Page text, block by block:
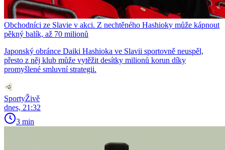
Obchodníci ze Slavie v akci. Z nechtěného Hashioky může kápnout
pěkný balík, až 70 milionů
Japonský obránce Daiki Hashioka ve Slavii sportovně neuspěl,
přesto z něj klub může vytěžit desítky milionů korun díky
promyšlené smluvní strategii.
SportyŽivě
dnes, 21:32
3 min